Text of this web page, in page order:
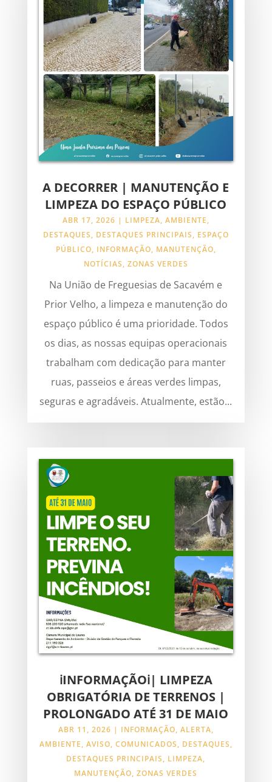
A DECORRER | MANUTENÇÃO E
LIMPEZA DO ESPAÇO PÚBLICO
ABR 17, 2026 | LIMPEZA, AMBIENTE,
DESTAQUES, DESTAQUES PRINCIPAIS, ESPAÇO
PÚBLICO, INFORMAÇÃO, MANUTENÇÃO,
NOTÍCIAS, ZONAS VERDES
Na União de Freguesias de Sacavém e
Prior Velho, a limpeza e manutenção do
espaço público é uma prioridade. Todos
os dias, as nossas equipas operacionais
trabalham com dedicação para manter
ruas, passeios e áreas verdes limpas,
seguras e agradáveis. Atualmente, estão...
ℹINFORMAÇÃOℹ| LIMPEZA
OBRIGATÓRIA DE TERRENOS |
PROLONGADO ATÉ 31 DE MAIO
ABR 11, 2026 | INFORMAÇÃO, ALERTA,
AMBIENTE, AVISO, COMUNICADOS, DESTAQUES,
DESTAQUES PRINCIPAIS, LIMPEZA,
MANUTENÇÃO,ZONAS VERDES